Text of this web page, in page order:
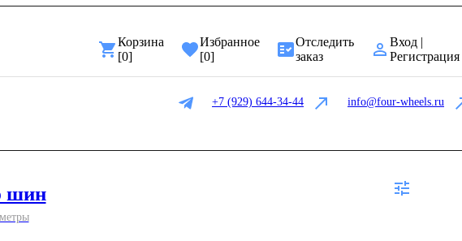
Корзина
[0]
Избранное
[0]
Отследить
заказ
Вход |
Регистрация
+7 (929) 644-34-44 info@four-wheels.ru
шин